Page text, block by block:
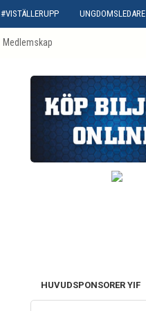
#VISTÄLLERUPP UNGDOMSLEDARE
Medlemskap
HUVUDSPONSORER YIF